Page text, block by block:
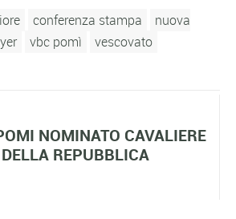
conferenza stampa
nuova
vbc pomì vescovato
NOMINATO CAVALIERE
REPUBBLICA